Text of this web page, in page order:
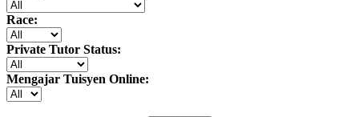
Race:
Private Tutor Status:
Mengajar Tuisyen Online: